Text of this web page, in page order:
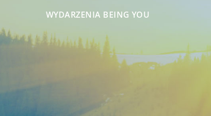
WYDARZENIA BEING YOU